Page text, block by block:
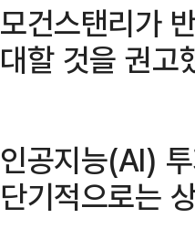
모건스탠리가
대할 것을 권고
인공지능(AI)
단기적으로는